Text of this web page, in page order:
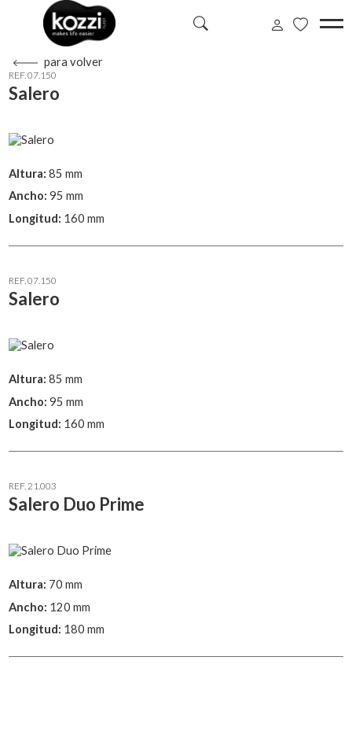
para volver
REF. 07.150
Salero
Altura: 85 mm
Ancho: 95 mm
Longitud: 160 mm
REF. 07.150
Salero
Altura: 85 mm
Ancho: 95 mm
Longitud: 160 mm
REF. 21.003
Salero Duo Prime
Altura: 70 mm
Ancho: 120 mm
Longitud: 180 mm